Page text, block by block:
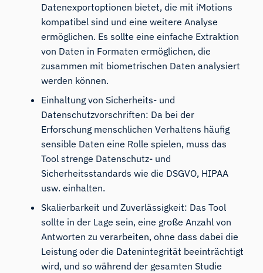
Datenexportoptionen bietet, die mit iMotions
kompatibel sind und eine weitere Analyse
ermöglichen. Es sollte eine einfache Extraktion
von Daten in Formaten ermöglichen, die
zusammen mit biometrischen Daten analysiert
werden können.
Einhaltung von Sicherheits- und
Datenschutzvorschriften: Da bei der
Erforschung menschlichen Verhaltens häufig
sensible Daten eine Rolle spielen, muss das
Tool strenge Datenschutz- und
Sicherheitsstandards wie die DSGVO, HIPAA
usw. einhalten.
Skalierbarkeit und Zuverlässigkeit: Das Tool
sollte in der Lage sein, eine große Anzahl von
Antworten zu verarbeiten, ohne dass dabei die
Leistung oder die Datenintegrität beeinträchtigt
wird, und so während der gesamten Studie